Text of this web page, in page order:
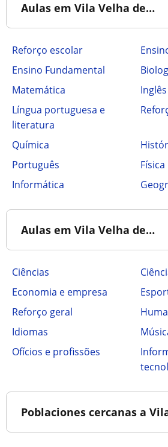
Aulas em Vila Velha de…
Reforço escolar
Ensino Fundamental
Matemática
Inglês
Língua portuguesa e
literatura
Química
Português
Física
Informática
Aulas em Vila Velha de…
Ciências
Economia e empresa
Reforço geral
Idiomas
Ofícios e profissões
Poblaciones cercanas a